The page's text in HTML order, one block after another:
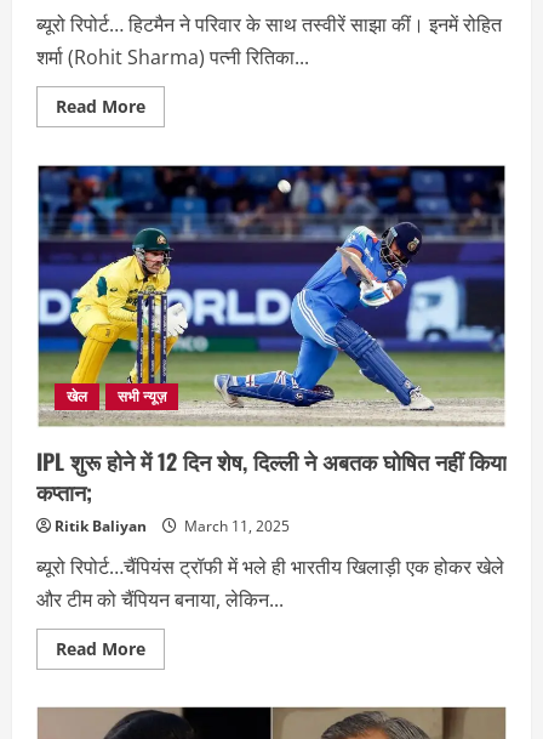
ब्यूरो रिपोर्ट… हिटमैन ने परिवार के साथ तस्वीरें साझा कीं। इनमें रोहित
शर्मा (Rohit Sharma) पत्नी रितिका...
Read MoreRead
more
Sharma,आईपीएल
से
पहले
परिवार
के
साथ
छुट्टियां
मनाने
पहुंचे
मालदीव
,
साझा
की
खूबसूरत
तस्वीरें
खेल सभी न्यूज़
IPL शुरू होने में 12 दिन शेष, दिल्ली ने अबतक घोषित नहीं किया
कप्तान;
Ritik Baliyan March 11, 2025
ब्यूरो रिपोर्ट…चैंपियंस ट्रॉफी में भले ही भारतीय खिलाड़ी एक होकर खेले
और टीम को चैंपियन बनाया, लेकिन...
Read MoreRead
more
शुरू